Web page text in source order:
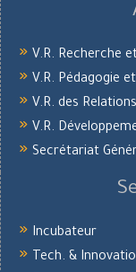
V.R. Recherche
V.R. Pédagogie
V.R. des
V.R.
Secrétariat
Incubateur
Tech. &